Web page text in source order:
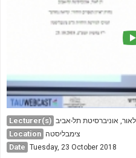
TAU General
Lecturer(s) אוניברסיטת תל-אביב
Location צימבליסטה
Date Tuesday, 23 October 2018